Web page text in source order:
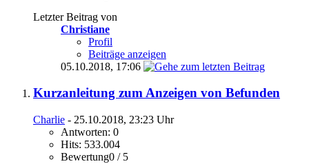
Letzter Beitrag von
Christiane
Profil
Beiträge anzeigen
05.10.2018, 17:06
Kurzanleitung zum Anzeigen von Befunden
Charlie - 25.10.2018, 23:23 Uhr
Antworten: 0
Hits: 533.004
Bewertung0 / 5